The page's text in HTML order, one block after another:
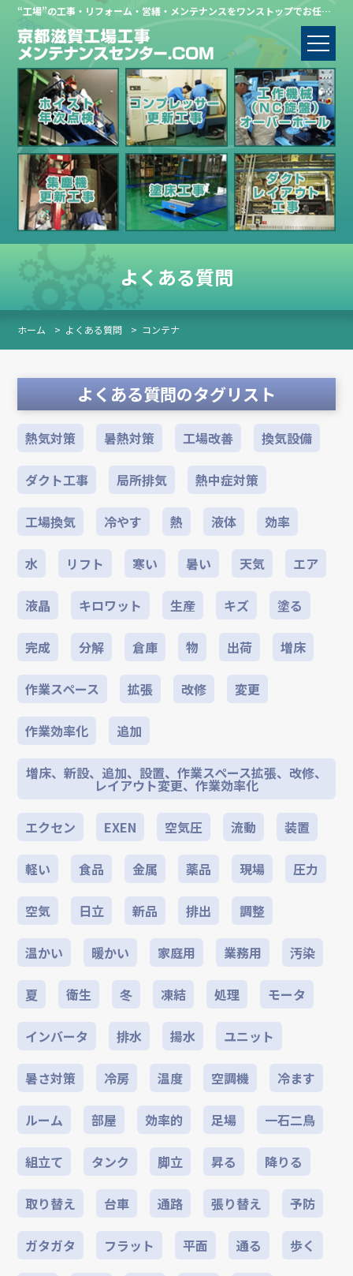
“工場”の工事・リフォーム・営繕・メンテナンスをワンストップでお任せください。
よくある質問
ホーム > よくある質問 > コンテナ
よくある質問のタグリスト
熱気対策 暑熱対策 工場改善 換気設備
ダクト工事 局所排気 熱中症対策
工場換気 冷やす 熱 液体 効率
水 リフト 寒い 暑い 天気 エア
液晶 キロワット 生産 キズ 塗る
完成 分解 倉庫 物 出荷 増床
作業スペース 拡張 改修 変更
作業効率化 追加
増床、新設、追加、設置、作業スペース拡張、改修、
レイアウト変更、作業効率化
エクセン EXEN 空気圧 流動 装置
軽い 食品 金属 薬品 現場 圧力
空気 日立 新品 排出 調整
温かい 暖かい 家庭用 業務用 汚染
夏 衛生 冬 凍結 処理 モータ
インバータ 排水 揚水 ユニット
暑さ対策 冷房 温度 空調機 冷ます
ルーム 部屋 効率的 足場 一石二鳥
組立て タンク 脚立 昇る 降りる
取り替え 台車 通路 張り替え 予防
ガタガタ フラット 平面 通る 歩く